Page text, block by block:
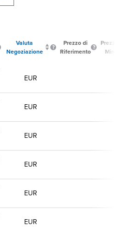
Valuta
Negoziazione
Prezzo di
Riferimento
Prezzo
Min
EUR
EUR
EUR
EUR
EUR
EUR